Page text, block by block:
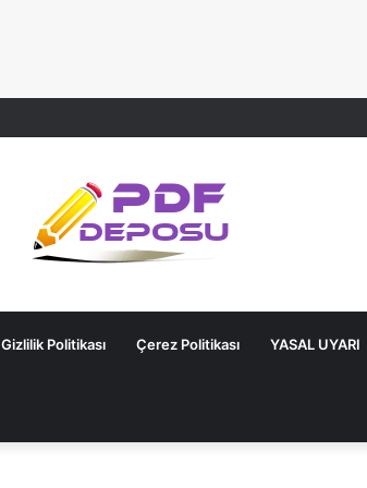
Gizlilik Politikası Çerez Politikası YASAL UYARI